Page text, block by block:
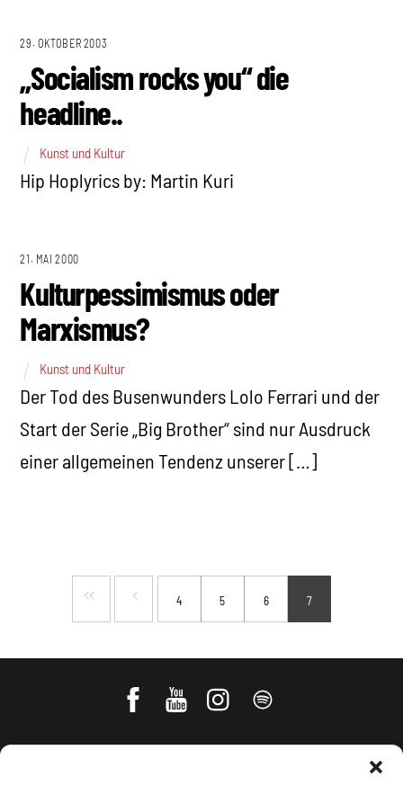
29. OKTOBER 2003
„Socialism rocks you“ die
headline..
Kunst und Kultur
Hip Hoplyrics by: Martin Kuri
21. MAI 2000
Kulturpessimismus oder
Marxismus?
Kunst und Kultur
Der Tod des Busenwunders Lolo Ferrari und der
Start der Serie „Big Brother“ sind nur Ausdruck
einer allgemeinen Tendenz unserer […]
4 5 6 7